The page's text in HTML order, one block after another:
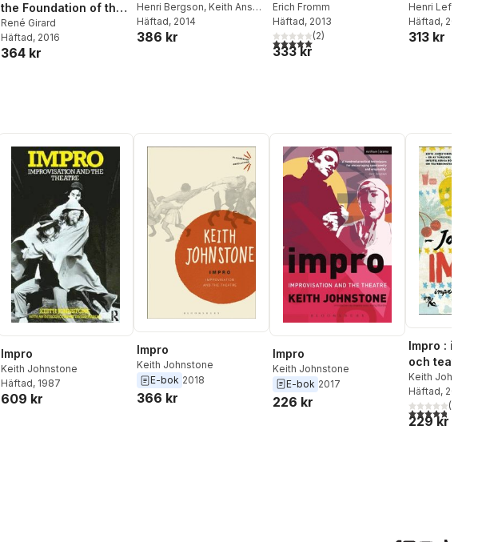
the Foundation of the
World
René Girard
Häftad, 2016
364 kr
Henri Bergson, Keith Ansell
Pearson,John Ó
Maoilearca
Häftad, 2014
386 kr
Erich Fromm
Häftad, 2013
5,0utav 5 stjärnor. Totalt antal röster:
(2)
333 kr
Henri Lefebvre
Häftad, 2013
313 kr
Impro
Keith Johnstone
Häftad, 1987
609 kr
Impro
Keith Johnstone
E-bok 2018
366 kr
Impro
Keith Johnstone
E-bok 2017
226 kr
Impro :
och teater
Keith Johnstone
Häftad, 2015
4,8utav 5(
229 kr